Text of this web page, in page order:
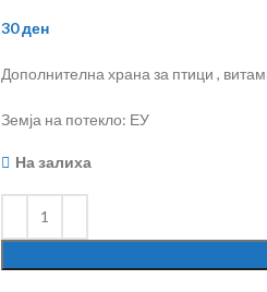
30ден
Дополнителна храна за птици ,
Земја на потекло: ЕУ
На залиха